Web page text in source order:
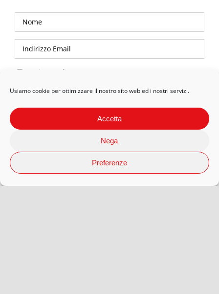
Usiamo cookie per ottimizzare il nostro sito web ed i nostri servizi.
Accetta
Nega
Preferenze
Privacy Policy